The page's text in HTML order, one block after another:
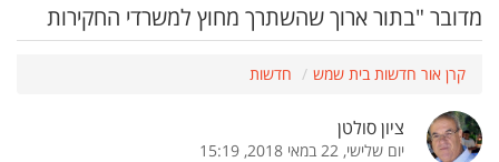
מדובר "בתור ארוך שהשתרך מחוץ למשרדי החקירות
קרן אור חדשות בית שמש חדשות
ציון סולטן
יום שלישי, 22 במאי 2018, 15:19